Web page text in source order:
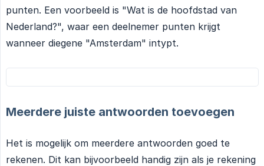
punten. Een voorbeeld is "Wat is de hoofdstad van
Nederland?", waar een deelnemer punten krijgt
wanneer diegene "Amsterdam" intypt.
Meerdere juiste antwoorden toevoegen
Het is mogelijk om meerdere antwoorden goed te
rekenen. Dit kan bijvoorbeeld handig zijn als je rekening